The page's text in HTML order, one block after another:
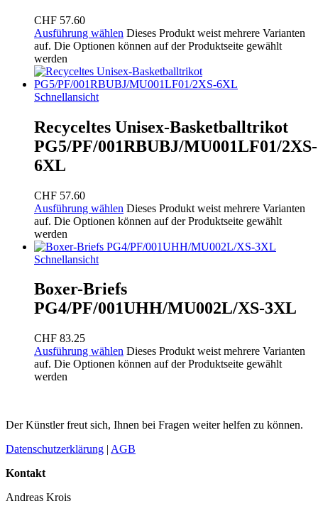
CHF 57.60
Ausführung wählen Dieses Produkt weist mehrere Varianten
auf. Die Optionen können auf der Produktseite gewählt
werden
Schnellansicht
Recyceltes Unisex-Basketballtrikot
PG5/PF/001RBUBJ/MU001LF01/2XS-
6XL
CHF 57.60
Ausführung wählen Dieses Produkt weist mehrere Varianten
auf. Die Optionen können auf der Produktseite gewählt
werden
Schnellansicht
Boxer-Briefs
PG4/PF/001UHH/MU002L/XS-3XL
CHF 83.25
Ausführung wählen Dieses Produkt weist mehrere Varianten
auf. Die Optionen können auf der Produktseite gewählt
werden
Der Künstler freut sich, Ihnen bei Fragen weiter helfen zu können.
Datenschutzerklärung | AGB
Kontakt
Andreas Krois